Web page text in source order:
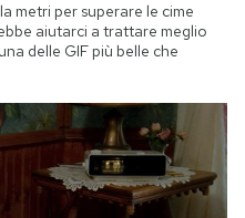
metri per superare le cime
aiutarci a trattare meglio
delle GIF più belle che